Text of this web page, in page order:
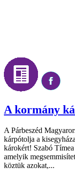
A kormány
A Párbeszéd
kárpótolja a
károkért! Szabó
amelyik
köztük azokat,...